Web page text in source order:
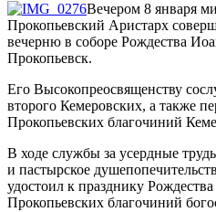
Вечером 8 января
Прокопьевский Аристарх
вечерню в соборе Рождества
Прокопьевск.
Его Высокопреосвященству
второго Кемеровских, а также
Прокопьевских благочиний
В ходе службы за усердные
и пастырское
удостоил к празднику
Прокопьевских благочиний